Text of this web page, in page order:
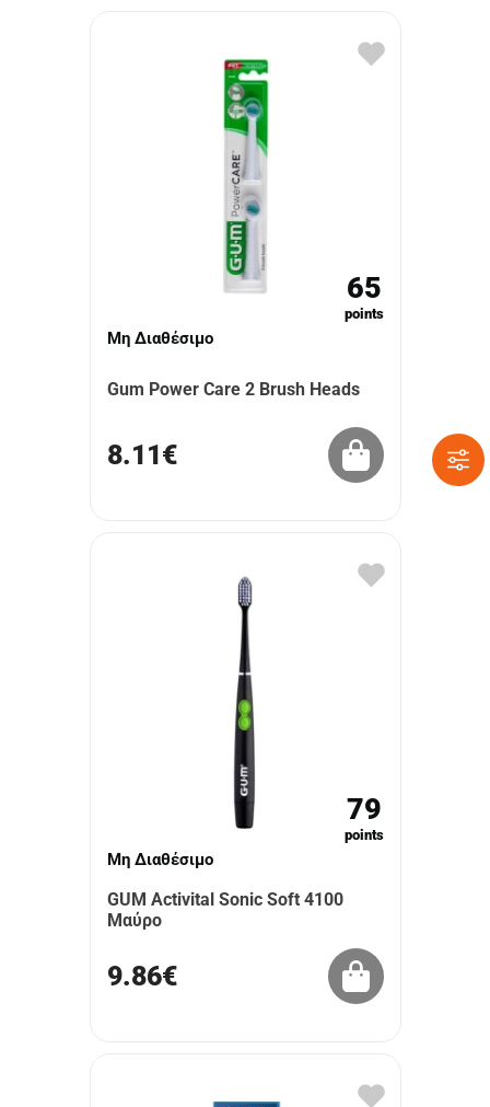
65
points
Μη Διαθέσιμο
Gum Power Care 2 Brush Heads
8.11€
79
points
Μη Διαθέσιμο
GUM Activital Sonic Soft 4100
Μαύρο
9.86€